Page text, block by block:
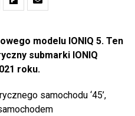
modelu IONIQ 5. Ten
submarki IONIQ
roku.
samochodu ‘45’,